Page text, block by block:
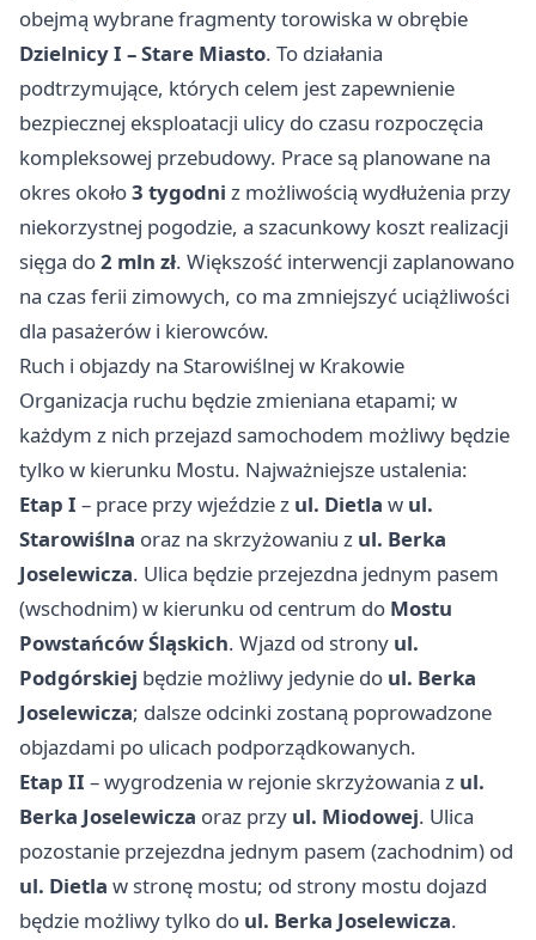
obejmą wybrane fragmenty torowiska w obrębie
Dzielnicy I – Stare Miasto. To działania
podtrzymujące, których celem jest zapewnienie
bezpiecznej eksploatacji ulicy do czasu rozpoczęcia
kompleksowej przebudowy. Prace są planowane na
okres około3 tygodni z możliwością wydłużenia przy
niekorzystnej pogodzie, a szacunkowy koszt realizacji
sięga do2 mln zł. Większość interwencji zaplanowano
na czas ferii zimowych, co ma zmniejszyć uciążliwości
dla pasażerów i kierowców.
Ruch i objazdy na Starowiślnej w Krakowie
Organizacja ruchu będzie zmieniana etapami; w
każdym z nich przejazd samochodem możliwy będzie
tylko w kierunku Mostu. Najważniejsze ustalenia:
Etap I – prace przy wjeździe z ul. Dietla w ul.
Starowiślna oraz na skrzyżowaniu z ul. Berka
Joselewicza. Ulica będzie przejezdna jednym pasem
(wschodnim) w kierunku od centrum do Mostu
Powstańców Śląskich. Wjazd od strony ul.
Podgórskiej będzie możliwy jedynie do ul. Berka
Joselewicza; dalsze odcinki zostaną poprowadzone
objazdami po ulicach podporządkowanych.
Etap II – wygrodzenia w rejonie skrzyżowania z ul.
Berka Joselewicza oraz przy ul. Miodowej. Ulica
pozostanie przejezdna jednym pasem (zachodnim) od
ul. Dietla w stronę mostu; od strony mostu dojazd
będzie możliwy tylko do ul. Berka Joselewicza.